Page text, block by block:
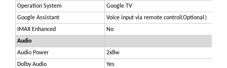
Operation System
Google TV
Google Assistant
Voice input via remote control(Optional）
IMAX Enhanced
No
Audio
Audio Power
2x8w
Dolby Audio
Yes